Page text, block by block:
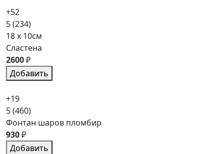
+52
5(234)
18 x 10см
Сластена
2600₽
Добавить
+19
5(460)
Фонтан шаров пломбир
930₽
Добавить